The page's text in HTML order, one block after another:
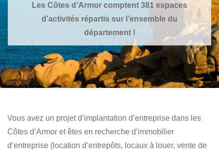
Les Côtes d’Armor comptent 381 espaces
d’activités répartis sur l’ensemble du
département !
Vous avez un projet d’implantation d’entreprise dans les
Côtes d’Armor et êtes en recherche d’immobilier
d’entreprise (location d’entrepôts, locaux à louer, vente de